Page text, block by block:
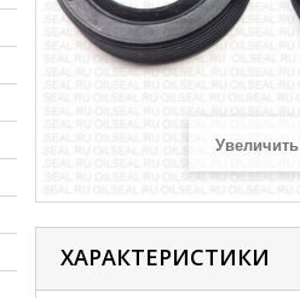
Увеличить
ХАРАКТЕРИСТИКИ